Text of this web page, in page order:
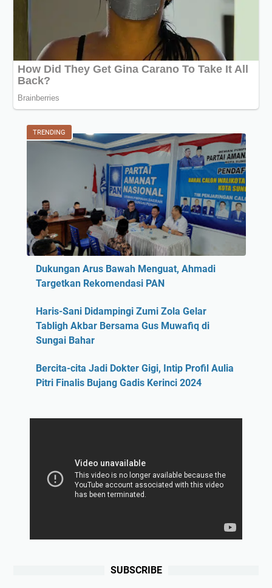
TRENDING
Dukungan Arus Bawah Menguat, Ahmadi
Targetkan Rekomendasi PAN
Haris-Sani Didampingi Zumi Zola Gelar
Tabligh Akbar Bersama Gus Muwafiq di
Sungai Bahar
Bercita-cita Jadi Dokter Gigi, Intip Profil Aulia
Pitri Finalis Bujang Gadis Kerinci 2024
SUBSCRIBE